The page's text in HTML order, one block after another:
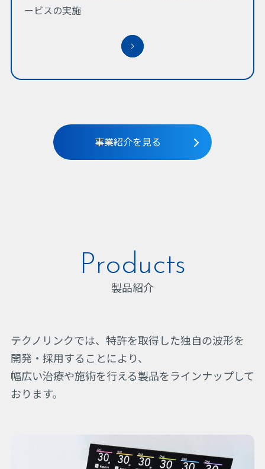
ービスの実施
事業紹介を見る
Products
製品紹介
テクノリンクでは、特許を取得した独自の波形を
開発・採用することにより、
幅広い治療や施術を行える製品をラインナップして
おります。